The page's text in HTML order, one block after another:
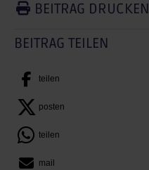
BEITRAG DRUCKEN
BEITRAG TEILEN
teilen
posten
teilen
mail